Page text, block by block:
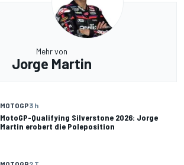
Mehr von
Jorge Martin
MOTOGP3 h
MotoGP-Qualifying Silverstone 2026: Jorge
Martin erobert die Poleposition